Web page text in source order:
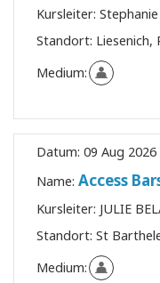
Kursleiter:
Standort: Liesenich,
Medium:
Datum: 09 Aug 2026
Name: Access
Kursleiter: JULIE
Standort: St
Medium: